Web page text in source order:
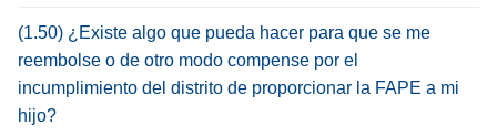
(1.50) ¿Existe algo que pueda hacer para que se me
reembolse o de otro modo compense por el
incumplimiento del distrito de proporcionar la FAPE a mi
hijo?